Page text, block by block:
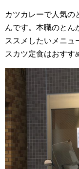
カツカレーで人気の
んです。本職のとん
ススメしたいメニュ
スカツ定食はおすす